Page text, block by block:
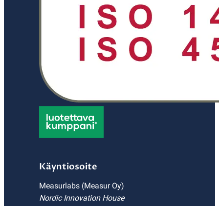
Käyntiosoite
Measurlabs (Measur Oy)
Nordic Innovation House